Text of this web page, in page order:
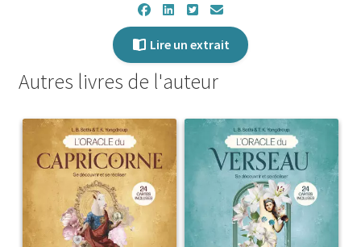
Lire un extrait
Autres livres de l'auteur